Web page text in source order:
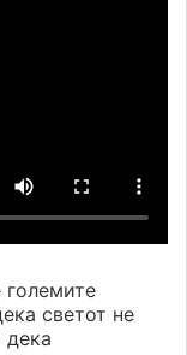
светот не
дека